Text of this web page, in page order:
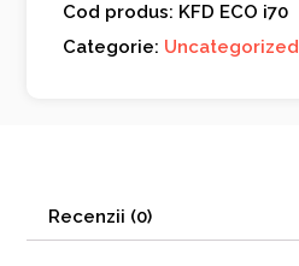
Cod produs: KFD ECO i70
Categorie: Uncategorized
Recenzii (0)